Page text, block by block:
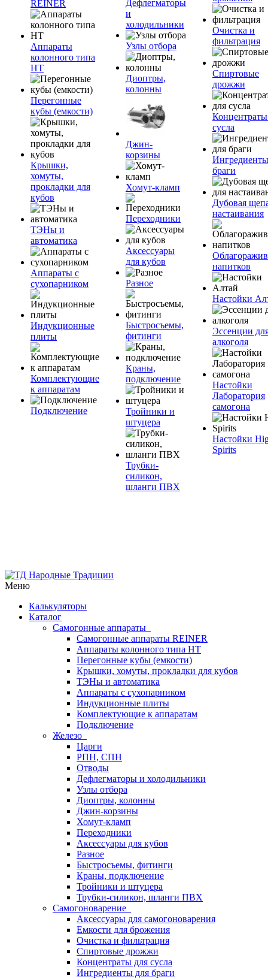
REINER
Аппараты
колонного типа
НТ
Перегонные
кубы (емкости)
Крышки,
хомуты,
прокладки для
кубов
ТЭНы и
автоматика
Аппараты с
сухопарником
Индукционные
плиты
Комплектующие
к аппаратам
Подключение
Дефлегматоры
и
холодильники
Узлы отбора
Диоптры,
колонны
Джин-
корзины
Хомут-кламп
Переходники
Аксессуары
для кубов
Разное
Быстросъемы,
фитинги
Краны,
подключение
Тройники и
штуцера
Трубки-
силикон,
шланги ПВХ
Очистка и
фильтрация
Спиртовые
дрожжи
сусла
браги
Дубовая
настаивания
напитков
Настойки
Эссенции
алкоголя
Настойки
Лаборатория
самогона
Настойки
Spirits
Меню
Калькуляторы
Каталог
Самогонные аппараты
Самогонные аппараты REINER
Аппараты колонного типа НТ
Перегонные кубы (емкости)
Крышки, хомуты, прокладки для кубов
ТЭНы и автоматика
Аппараты с сухопарником
Индукционные плиты
Комплектующие к аппаратам
Подключение
Железо
Царги
РПН, СПН
Отводы
Дефлегматоры и холодильники
Узлы отбора
Диоптры, колонны
Джин-корзины
Хомут-кламп
Переходники
Аксессуары для кубов
Разное
Быстросъемы, фитинги
Краны, подключение
Тройники и штуцера
Трубки-силикон, шланги ПВХ
Самогоноварение
Аксессуары для самогоноварения
Емкости для брожения
Очистка и фильтрация
Спиртовые дрожжи
Концентраты для сусла
Ингредиенты для браги